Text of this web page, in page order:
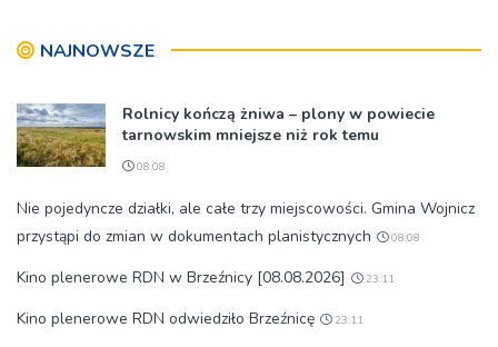
NAJNOWSZE
Rolnicy kończą żniwa – plony w powiecie
tarnowskim mniejsze niż rok temu
08:08
Nie pojedyncze działki, ale całe trzy miejscowości. Gmina Wojnicz
przystąpi do zmian w dokumentach planistycznych
08:08
Kino plenerowe RDN w Brzeźnicy [08.08.2026] 23:11
Kino plenerowe RDN odwiedziło Brzeźnicę 23:11